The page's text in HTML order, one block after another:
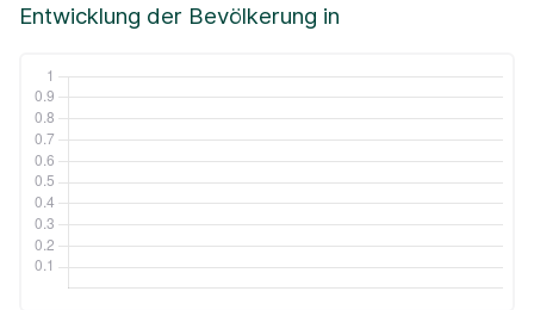
Entwicklung der Bevölkerung in